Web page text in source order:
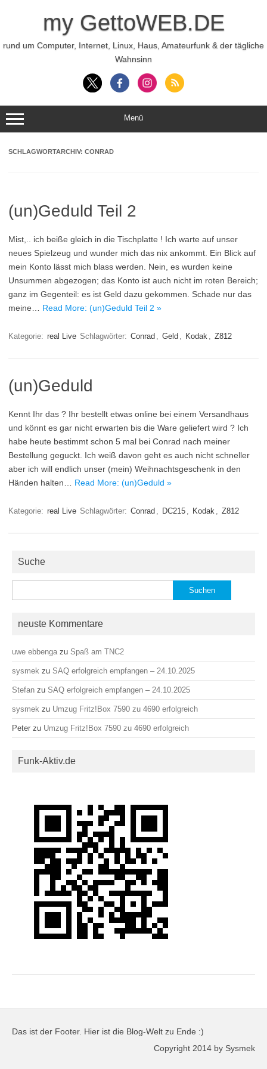
my GettoWEB.DE
rund um Computer, Internet, Linux, Haus, Amateurfunk & der tägliche
Wahnsinn
Menü
SCHLAGWORTARCHIV: CONRAD
(un)Geduld Teil 2
Mist,.. ich beiße gleich in die Tischplatte ! Ich warte auf unser
neues Spielzeug und wunder mich das nix ankommt. Ein Blick auf
mein Konto lässt mich blass werden. Nein, es wurden keine
Unsummen abgezogen; das Konto ist auch nicht im roten Bereich;
ganz im Gegenteil: es ist Geld dazu gekommen. Schade nur das
meine… Read More: (un)Geduld Teil 2 »
Kategorie: real Live Schlagwörter: Conrad , Geld , Kodak , Z812
(un)Geduld
Kennt Ihr das ? Ihr bestellt etwas online bei einem Versandhaus
und könnt es gar nicht erwarten bis die Ware geliefert wird ? Ich
habe heute bestimmt schon 5 mal bei Conrad nach meiner
Bestellung geguckt. Ich weiß davon geht es auch nicht schneller
aber ich will endlich unser (mein) Weihnachtsgeschenk in den
Händen halten… Read More: (un)Geduld »
Kategorie: real Live Schlagwörter: Conrad , DC215 , Kodak , Z812
Suche
nach:
neuste Kommentare
uwe ebbenga zu Spaß am TNC2
sysmek zu SAQ erfolgreich empfangen – 24.10.2025
Stefan zu SAQ erfolgreich empfangen – 24.10.2025
sysmek zu Umzug Fritz!Box 7590 zu 4690 erfolgreich
Peter zu Umzug Fritz!Box 7590 zu 4690 erfolgreich
Funk-Aktiv.de
Das ist der Footer. Hier ist die Blog-Welt zu Ende :)
Copyright 2014 by Sysmek